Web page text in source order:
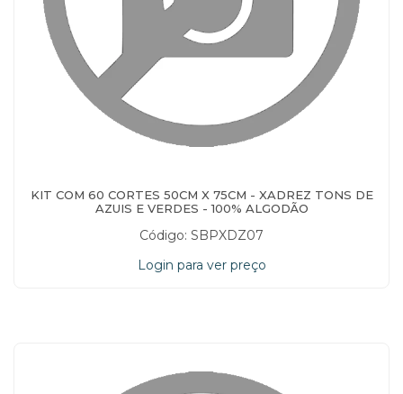
KIT COM 60 CORTES 50CM X 75CM - XADREZ TONS DE
AZUIS E VERDES - 100% ALGODÃO
Código: SBPXDZ07
Login para ver preço